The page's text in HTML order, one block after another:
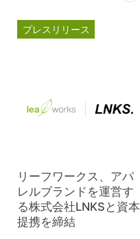
プレスリリース
リーフワークス、アパ
レルブランドを運営す
る株式会社LNKSと資本
提携を締結